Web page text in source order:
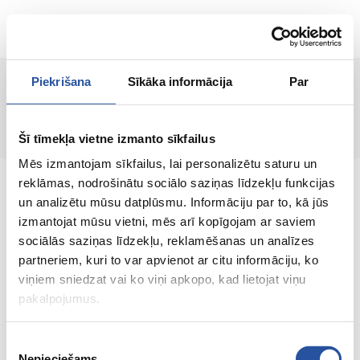
Piekrišana Sīkāka informācija Par
Šī tīmekļa vietne izmanto sīkfailus
Mēs izmantojam sīkfailus, lai personalizētu saturu un
reklāmas, nodrošinātu sociālo saziņas līdzekļu funkcijas
un analizētu mūsu datplūsmu. Informāciju par to, kā jūs
izmantojat mūsu vietni, mēs arī kopīgojam ar saviem
sociālās saziņas līdzekļu, reklamēšanas un analīzes
partneriem, kuri to var apvienot ar citu informāciju, ko
viņiem sniedzat vai ko viņi apkopo, kad lietojat viņu
pakalpojumus.
ET
Lehte ei leitud!
Veebipoodi soodsate hindade ja kvaliteetsete
toodetega, kus kliendi rahulolu on meie
peamine väärtus.
Koik sinu kodu ja aia jaoks!